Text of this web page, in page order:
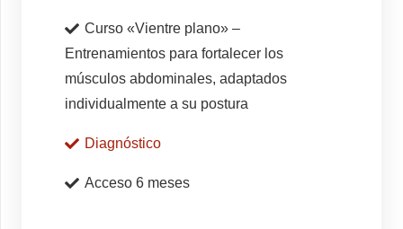
Curso «Vientre plano» –
Entrenamientos para fortalecer los
músculos abdominales, adaptados
individualmente a su postura
Diagnóstico
Acceso 6 meses